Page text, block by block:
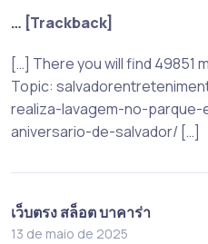
… [Trackback]
[…] There you will find 49851
Topic:
realiza-lavagem-no-
aniversario-de-salvador/ […]
เว็บตรง สล็อต บาคาร่า
13 de maio de 2025